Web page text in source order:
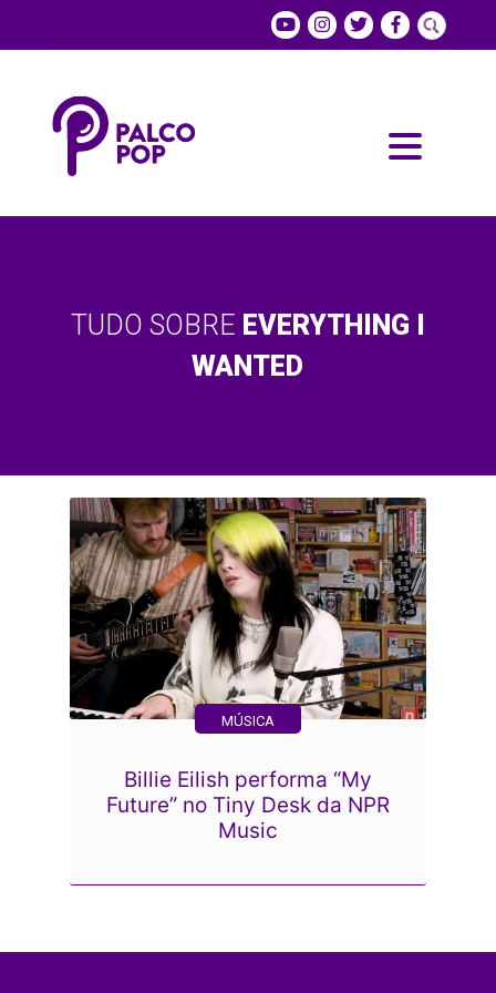
TUDO SOBRE EVERYTHING I
WANTED
MÚSICA
Billie Eilish performa “My
Future” no Tiny Desk da NPR
Music